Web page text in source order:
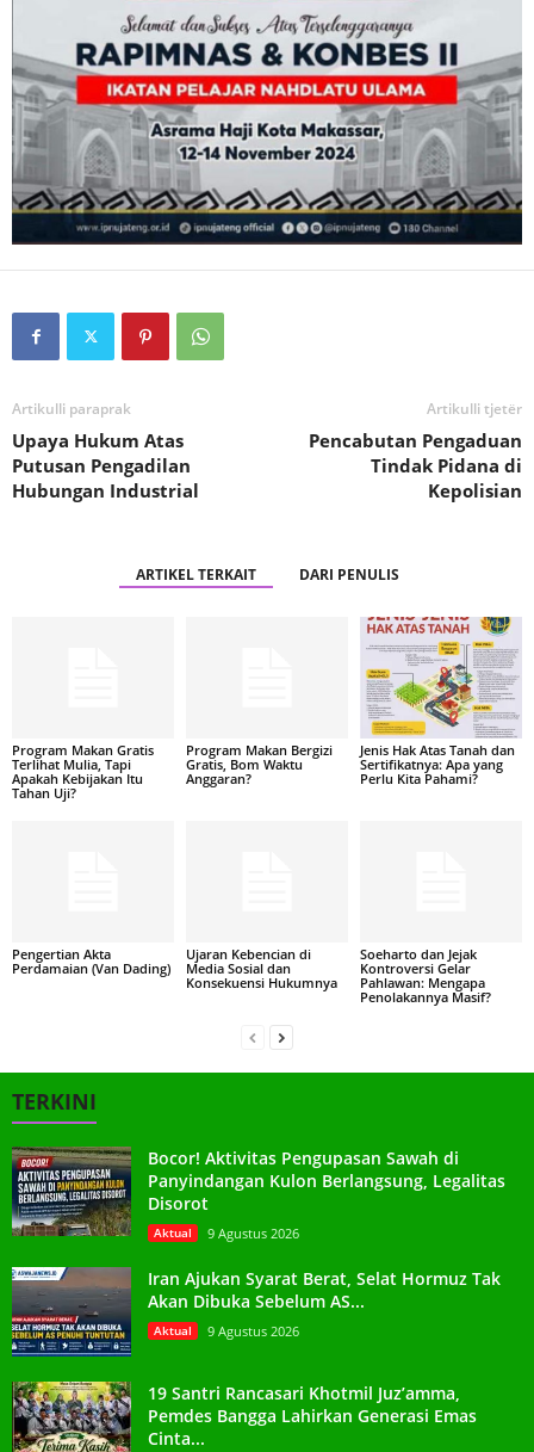
Artikulli paraprak
Upaya Hukum Atas
Putusan Pengadilan
Hubungan Industrial
Artikulli tjetër
Pencabutan Pengaduan
Tindak Pidana di
Kepolisian
ARTIKEL TERKAIT DARI PENULIS
Program Makan Gratis
Terlihat Mulia, Tapi
Apakah Kebijakan Itu
Tahan Uji?
Program Makan Bergizi
Gratis, Bom Waktu
Anggaran?
Jenis Hak Atas Tanah dan
Sertifikatnya: Apa yang
Perlu Kita Pahami?
Pengertian Akta
Perdamaian (Van Dading)
Ujaran Kebencian di
Media Sosial dan
Konsekuensi Hukumnya
Soeharto dan Jejak
Kontroversi Gelar
Pahlawan: Mengapa
Penolakannya Masif?
TERKINI
Bocor! Aktivitas Pengupasan Sawah di
Panyindangan Kulon Berlangsung, Legalitas
Disorot
Aktual 9 Agustus 2026
Iran Ajukan Syarat Berat, Selat Hormuz Tak
Akan Dibuka Sebelum AS...
Aktual 9 Agustus 2026
19 Santri Rancasari Khotmil Juz’amma,
Pemdes Bangga Lahirkan Generasi Emas
Cinta...